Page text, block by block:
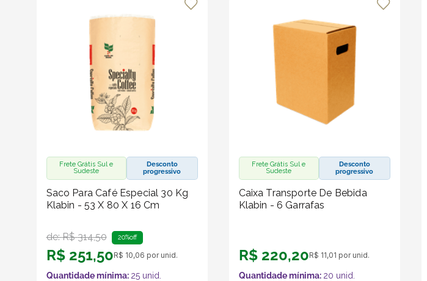
Frete Grátis Sul e
Sudeste
Desconto
progressivo
Saco Para Café Especial 30 Kg
Klabin - 53 X 80 X 16 Cm
de:R$ 314,50 20%off
R$ 251,50R$ 10,06 por unid.
Quantidade mínima: 25unid.
Frete Grátis Sul e
Sudeste
Desconto
progressivo
Caixa Transporte De Bebida
Klabin - 6 Garrafas
R$ 220,20R$ 11,01 por unid.
Quantidade mínima: 20 unid.